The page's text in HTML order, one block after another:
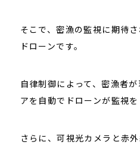
そこで、密漁の監視に期待
ドローンです。
自律制御によって、密漁者
アを自動でドローンが監視を
さらに、可視光カメラと赤